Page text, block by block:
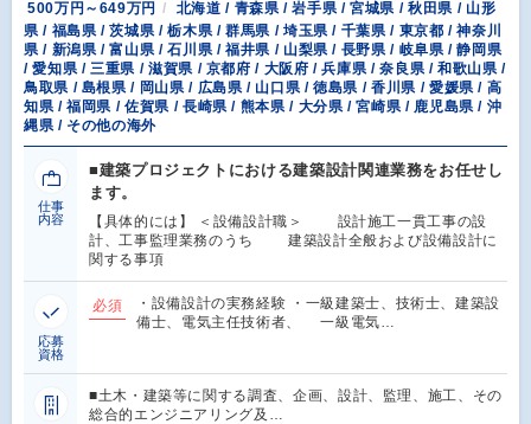
500万円～649万円
北海道 / 青森県 / 岩手県 / 宮城県 / 秋田県 / 山形
県 / 福島県 / 茨城県 / 栃木県 / 群馬県 / 埼玉県 / 千葉県 / 東京都 / 神奈川
県 / 新潟県 / 富山県 / 石川県 / 福井県 / 山梨県 / 長野県 / 岐阜県 / 静岡県
/ 愛知県 / 三重県 / 滋賀県 / 京都府 / 大阪府 / 兵庫県 / 奈良県 / 和歌山県 /
鳥取県 / 島根県 / 岡山県 / 広島県 / 山口県 / 徳島県 / 香川県 / 愛媛県 / 高
知県 / 福岡県 / 佐賀県 / 長崎県 / 熊本県 / 大分県 / 宮崎県 / 鹿児島県 / 沖
縄県 / その他の海外
仕事
内容
■建築プロジェクトにおける建築設計関連業務をお任せし
ます。
【具体的には】 ＜設備設計職＞ 設計施工一貫工事の設
計、工事監理業務のうち 建築設計全般および設備設計に
関する事項
応募
資格
必須
・設備設計の実務経験 ・一級建築士、技術士、建築設
備士、電気主任技術者、 一級電気…
■土木・建築等に関する調査、企画、設計、監理、施工、その
総合的エンジニアリング及…